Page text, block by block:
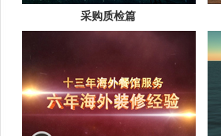
采购质检篇